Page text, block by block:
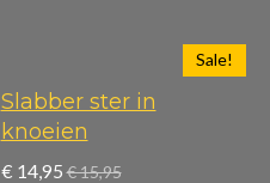
Sale!
Slabber ster in
knoeien
€ 14,95 € 15,95